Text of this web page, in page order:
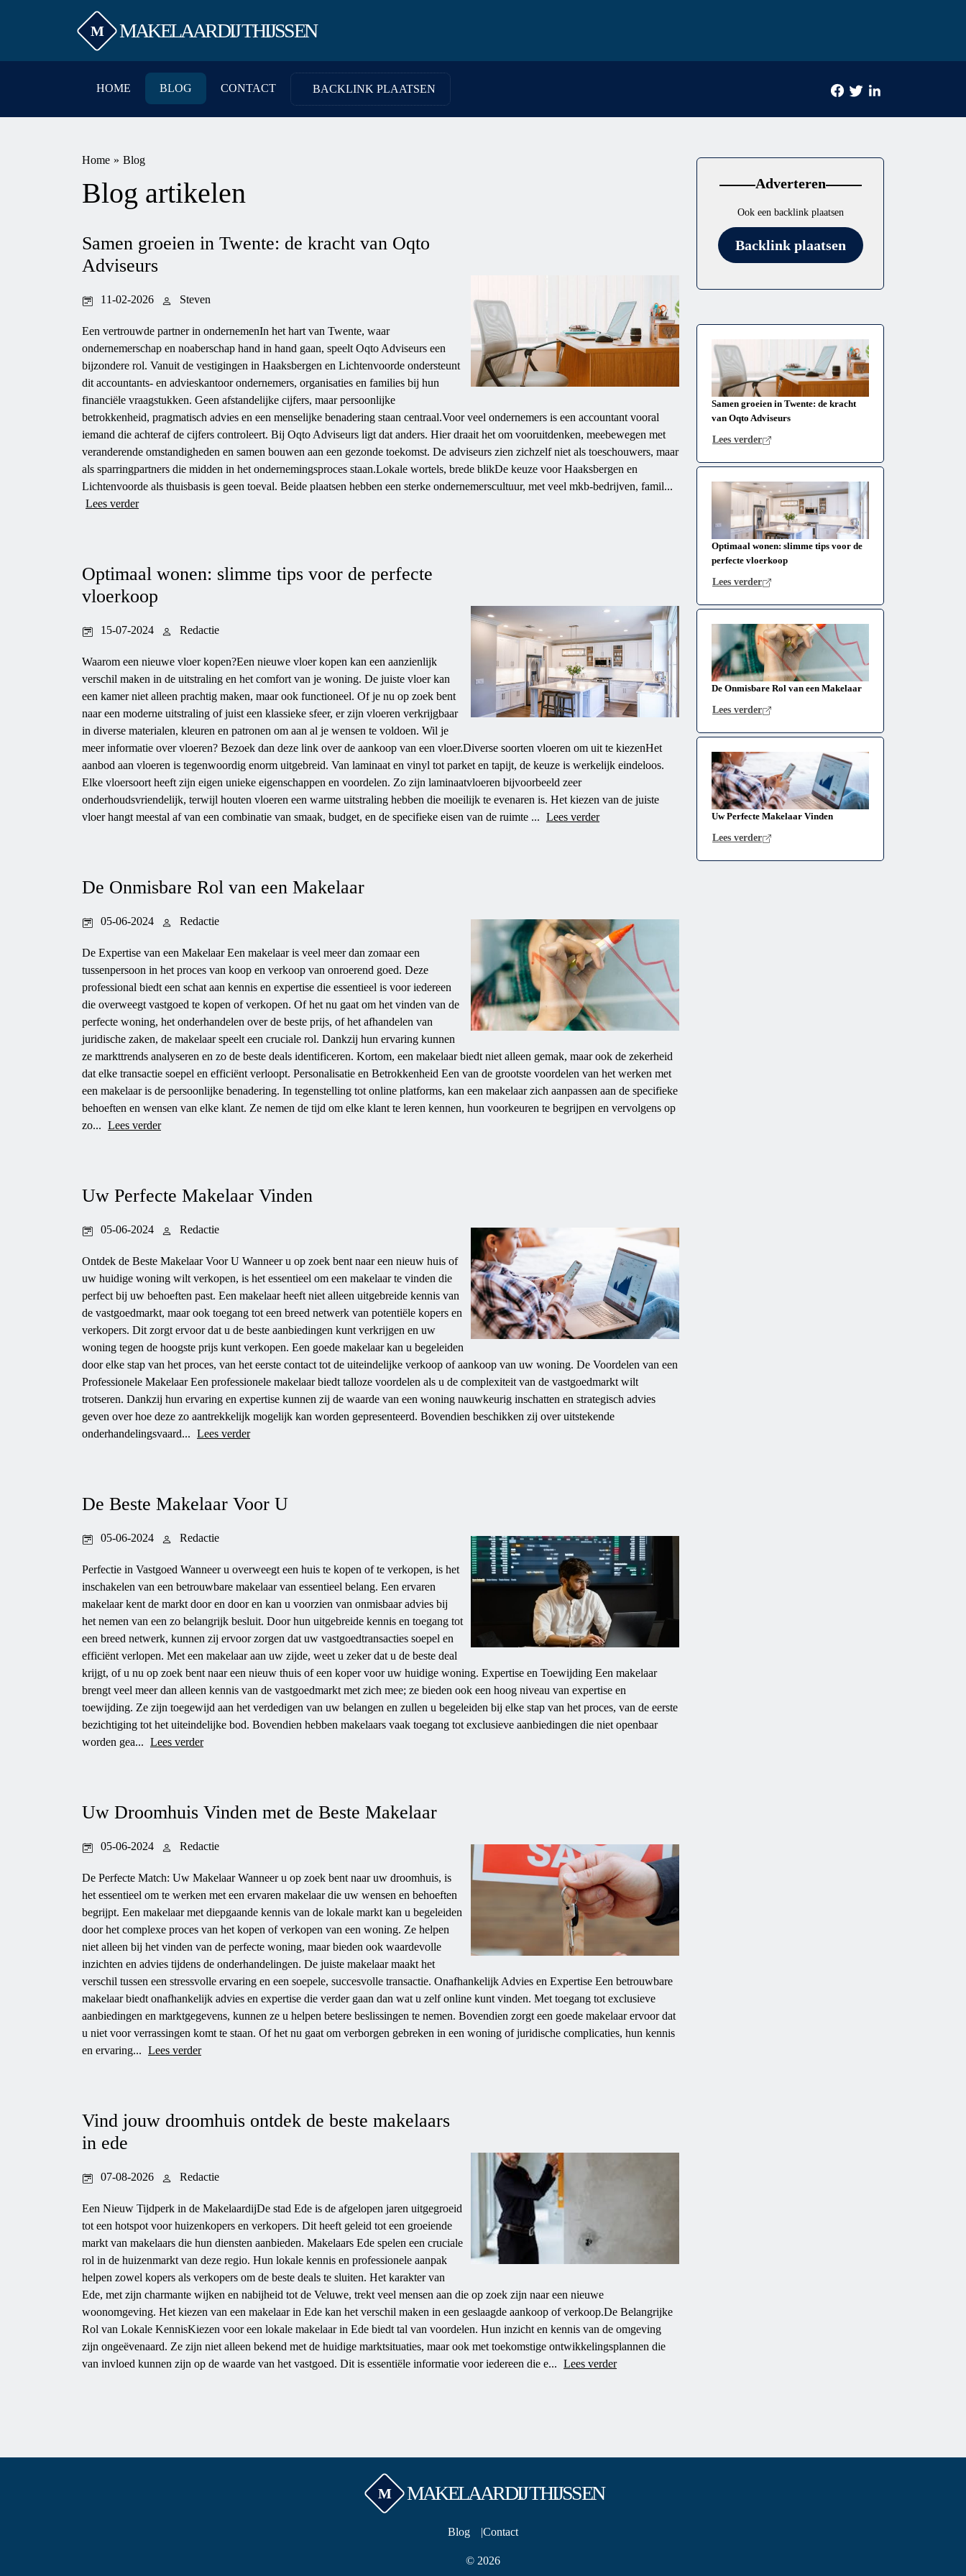
M MAKELAARDIJ THIJSSEN
HOME BLOG CONTACT BACKLINK PLAATSEN
Home » Blog
Blog artikelen
Samen groeien in Twente: de kracht van Oqto
Adviseurs
11-02-2026 Steven
Een vertrouwde partner in ondernemenIn het hart van Twente, waar
ondernemerschap en noaberschap hand in hand gaan, speelt Oqto Adviseurs een
bijzondere rol. Vanuit de vestigingen in Haaksbergen en Lichtenvoorde ondersteunt
dit accountants- en advieskantoor ondernemers, organisaties en families bij hun
financiële vraagstukken. Geen afstandelijke cijfers, maar persoonlijke
betrokkenheid, pragmatisch advies en een menselijke benadering staan centraal.Voor veel ondernemers is een accountant vooral
iemand die achteraf de cijfers controleert. Bij Oqto Adviseurs ligt dat anders. Hier draait het om vooruitdenken, meebewegen met
veranderende omstandigheden en samen bouwen aan een gezonde toekomst. De adviseurs zien zichzelf niet als toeschouwers, maar
als sparringpartners die midden in het ondernemingsproces staan.Lokale wortels, brede blikDe keuze voor Haaksbergen en
Lichtenvoorde als thuisbasis is geen toeval. Beide plaatsen hebben een sterke ondernemerscultuur, met veel mkb-bedrijven, famil...
Lees verder
Optimaal wonen: slimme tips voor de perfecte
vloerkoop
15-07-2024 Redactie
Waarom een nieuwe vloer kopen?Een nieuwe vloer kopen kan een aanzienlijk
verschil maken in de uitstraling en het comfort van je woning. De juiste vloer kan
een kamer niet alleen prachtig maken, maar ook functioneel. Of je nu op zoek bent
naar een moderne uitstraling of juist een klassieke sfeer, er zijn vloeren verkrijgbaar
in diverse materialen, kleuren en patronen om aan al je wensen te voldoen. Wil je
meer informatie over vloeren? Bezoek dan deze link over de aankoop van een vloer.Diverse soorten vloeren om uit te kiezenHet
aanbod aan vloeren is tegenwoordig enorm uitgebreid. Van laminaat en vinyl tot parket en tapijt, de keuze is werkelijk eindeloos.
Elke vloersoort heeft zijn eigen unieke eigenschappen en voordelen. Zo zijn laminaatvloeren bijvoorbeeld zeer
onderhoudsvriendelijk, terwijl houten vloeren een warme uitstraling hebben die moeilijk te evenaren is. Het kiezen van de juiste
vloer hangt meestal af van een combinatie van smaak, budget, en de specifieke eisen van de ruimte ... Lees verder
De Onmisbare Rol van een Makelaar
05-06-2024 Redactie
De Expertise van een Makelaar Een makelaar is veel meer dan zomaar een
tussenpersoon in het proces van koop en verkoop van onroerend goed. Deze
professional biedt een schat aan kennis en expertise die essentieel is voor iedereen
die overweegt vastgoed te kopen of verkopen. Of het nu gaat om het vinden van de
perfecte woning, het onderhandelen over de beste prijs, of het afhandelen van
juridische zaken, de makelaar speelt een cruciale rol. Dankzij hun ervaring kunnen
ze markttrends analyseren en zo de beste deals identificeren. Kortom, een makelaar biedt niet alleen gemak, maar ook de zekerheid
dat elke transactie soepel en efficiënt verloopt. Personalisatie en Betrokkenheid Een van de grootste voordelen van het werken met
een makelaar is de persoonlijke benadering. In tegenstelling tot online platforms, kan een makelaar zich aanpassen aan de specifieke
behoeften en wensen van elke klant. Ze nemen de tijd om elke klant te leren kennen, hun voorkeuren te begrijpen en vervolgens op
zo... Lees verder
Uw Perfecte Makelaar Vinden
05-06-2024 Redactie
Ontdek de Beste Makelaar Voor U Wanneer u op zoek bent naar een nieuw huis of
uw huidige woning wilt verkopen, is het essentieel om een makelaar te vinden die
perfect bij uw behoeften past. Een makelaar heeft niet alleen uitgebreide kennis van
de vastgoedmarkt, maar ook toegang tot een breed netwerk van potentiële kopers en
verkopers. Dit zorgt ervoor dat u de beste aanbiedingen kunt verkrijgen en uw
woning tegen de hoogste prijs kunt verkopen. Een goede makelaar kan u begeleiden
door elke stap van het proces, van het eerste contact tot de uiteindelijke verkoop of aankoop van uw woning. De Voordelen van een
Professionele Makelaar Een professionele makelaar biedt talloze voordelen als u de complexiteit van de vastgoedmarkt wilt
trotseren. Dankzij hun ervaring en expertise kunnen zij de waarde van een woning nauwkeurig inschatten en strategisch advies
geven over hoe deze zo aantrekkelijk mogelijk kan worden gepresenteerd. Bovendien beschikken zij over uitstekende
onderhandelingsvaard... Lees verder
De Beste Makelaar Voor U
05-06-2024 Redactie
Perfectie in Vastgoed Wanneer u overweegt een huis te kopen of te verkopen, is het
inschakelen van een betrouwbare makelaar van essentieel belang. Een ervaren
makelaar kent de markt door en door en kan u voorzien van onmisbaar advies bij
het nemen van een zo belangrijk besluit. Door hun uitgebreide kennis en toegang tot
een breed netwerk, kunnen zij ervoor zorgen dat uw vastgoedtransacties soepel en
efficiënt verlopen. Met een makelaar aan uw zijde, weet u zeker dat u de beste deal
krijgt, of u nu op zoek bent naar een nieuw thuis of een koper voor uw huidige woning. Expertise en Toewijding Een makelaar
brengt veel meer dan alleen kennis van de vastgoedmarkt met zich mee; ze bieden ook een hoog niveau van expertise en
toewijding. Ze zijn toegewijd aan het verdedigen van uw belangen en zullen u begeleiden bij elke stap van het proces, van de eerste
bezichtiging tot het uiteindelijke bod. Bovendien hebben makelaars vaak toegang tot exclusieve aanbiedingen die niet openbaar
worden gea... Lees verder
Uw Droomhuis Vinden met de Beste Makelaar
05-06-2024 Redactie
De Perfecte Match: Uw Makelaar Wanneer u op zoek bent naar uw droomhuis, is
het essentieel om te werken met een ervaren makelaar die uw wensen en behoeften
begrijpt. Een makelaar met diepgaande kennis van de lokale markt kan u begeleiden
door het complexe proces van het kopen of verkopen van een woning. Ze helpen
niet alleen bij het vinden van de perfecte woning, maar bieden ook waardevolle
inzichten en advies tijdens de onderhandelingen. De juiste makelaar maakt het
verschil tussen een stressvolle ervaring en een soepele, succesvolle transactie. Onafhankelijk Advies en Expertise Een betrouwbare
makelaar biedt onafhankelijk advies en expertise die verder gaan dan wat u zelf online kunt vinden. Met toegang tot exclusieve
aanbiedingen en marktgegevens, kunnen ze u helpen betere beslissingen te nemen. Bovendien zorgt een goede makelaar ervoor dat
u niet voor verrassingen komt te staan. Of het nu gaat om verborgen gebreken in een woning of juridische complicaties, hun kennis
en ervaring... Lees verder
Vind jouw droomhuis ontdek de beste makelaars
in ede
07-08-2026 Redactie
Een Nieuw Tijdperk in de MakelaardijDe stad Ede is de afgelopen jaren uitgegroeid
tot een hotspot voor huizenkopers en verkopers. Dit heeft geleid tot een groeiende
markt van makelaars die hun diensten aanbieden. Makelaars Ede spelen een cruciale
rol in de huizenmarkt van deze regio. Hun lokale kennis en professionele aanpak
helpen zowel kopers als verkopers om de beste deals te sluiten. Het karakter van
Ede, met zijn charmante wijken en nabijheid tot de Veluwe, trekt veel mensen aan die op zoek zijn naar een nieuwe
woonomgeving. Het kiezen van een makelaar in Ede kan het verschil maken in een geslaagde aankoop of verkoop.De Belangrijke
Rol van Lokale KennisKiezen voor een lokale makelaar in Ede biedt tal van voordelen. Hun inzicht en kennis van de omgeving
zijn ongeëvenaard. Ze zijn niet alleen bekend met de huidige marktsituaties, maar ook met toekomstige ontwikkelingsplannen die
van invloed kunnen zijn op de waarde van het vastgoed. Dit is essentiële informatie voor iedereen die e... Lees verder
Adverteren
Ook een backlink plaatsen
Backlink plaatsen
Samen groeien in Twente: de kracht
van Oqto Adviseurs
Lees verder
Optimaal wonen: slimme tips voor de
perfecte vloerkoop
Lees verder
De Onmisbare Rol van een Makelaar
Lees verder
Uw Perfecte Makelaar Vinden
Lees verder
M MAKELAARDIJ THIJSSEN
Blog Contact
© 2026